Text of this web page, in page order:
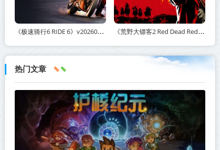
《极速骑行6 RIDE 6》v20260511-免安装中文版丨中文版网盘下载 《荒野大镖客2 Red Dead Redemption 2》v1491.50-打包mod+送修改器丨中文版网盘下载
热门文章